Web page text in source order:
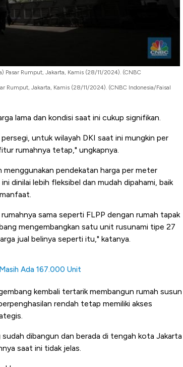
Pasar Rumput, Jakarta, Kamis (28/11/2024). (CNBC
Rumput, Jakarta, Kamis (28/11/2024). (CNBC Indonesia/Faisal
lama dan kondisi saat ini cukup signifikan.
untuk wilayah DKI saat ini mungkin per
rumahnya tetap," ungkapnya.
pendekatan harga per meter
dinilai lebih fleksibel dan mudah dipahami, baik
sama seperti FLPP dengan rumah tapak
mengembangkan satu unit rusunami tipe 27
jual belinya seperti itu," katanya.
Ada 167.000 Unit
kembali tertarik membangun rumah susun
rendah tetap memiliki akses
dibangun dan berada di tengah kota Jakarta
saat ini tidak jelas.